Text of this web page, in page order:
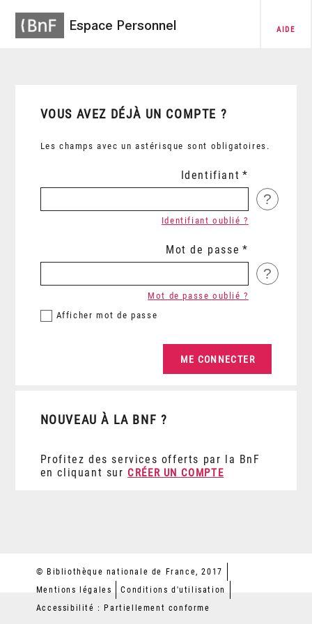
Espace Personnel AIDE
VOUS AVEZ DÉJÀ UN COMPTE ?
Les champs avec un astérisque sont obligatoires.
Identifiant
?
Identifiant oublié ?
Mot de passe
?
Afficher mot de passe
Mot de passe oublié ?
NOUVEAU À LA BNF ?
Profitez des services offerts par la BnF
en cliquant sur CRÉER UN COMPTE
© Bibliothèque nationale de France, 2017
Mentions légales
Conditions d'utilisation
Accessibilité : Partiellement conforme